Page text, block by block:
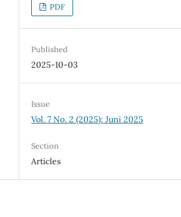
PDF
Published
2025-10-03
Issue
Vol. 7 No. 2 (2025): Juni 2025
Section
Articles